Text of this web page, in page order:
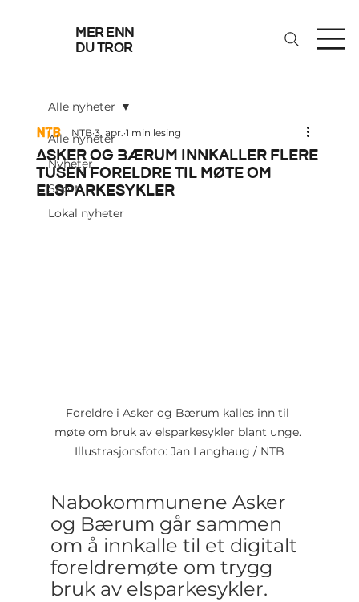
mer enn
du tror
Alle nyheter
Nyheter
Sport
Lokal nyheter
Alle nyheter
Asker og Bærum innkaller flere
tusen foreldre til møte om
elsparkesykler
NTB 3. apr. 1 min lesing
Foreldre i Asker og Bærum kalles inn til
møte om bruk av elsparkesykler blant unge.
Illustrasjonsfoto: Jan Langhaug / NTB
Nabokommunene Asker
og Bærum går sammen
om å innkalle til et digitalt
foreldremøte om trygg
bruk av elsparkesykler.